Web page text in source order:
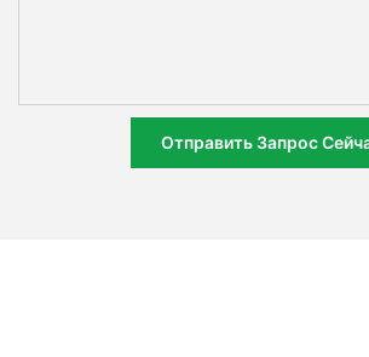
Отправить Запрос